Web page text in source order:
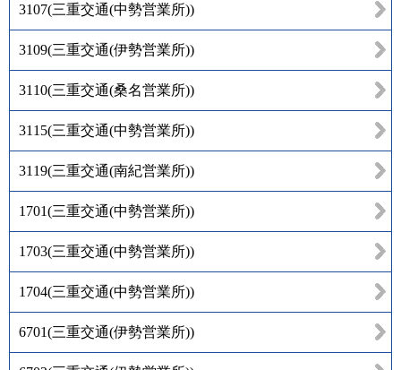
3107(三重交通(中勢営業所))
3109(三重交通(伊勢営業所))
3110(三重交通(桑名営業所))
3115(三重交通(中勢営業所))
3119(三重交通(南紀営業所))
1701(三重交通(中勢営業所))
1703(三重交通(中勢営業所))
1704(三重交通(中勢営業所))
6701(三重交通(伊勢営業所))